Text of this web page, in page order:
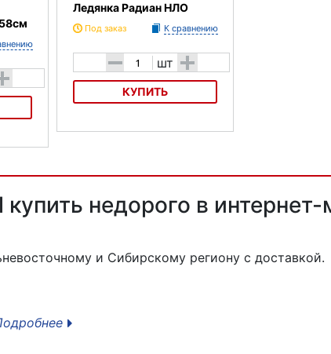
Ледянка Радиан НЛО
Под заказ К сравнению
- шт +
КУПИТЬ
недорого в интернет-
и Сибирскому региону с доставкой.